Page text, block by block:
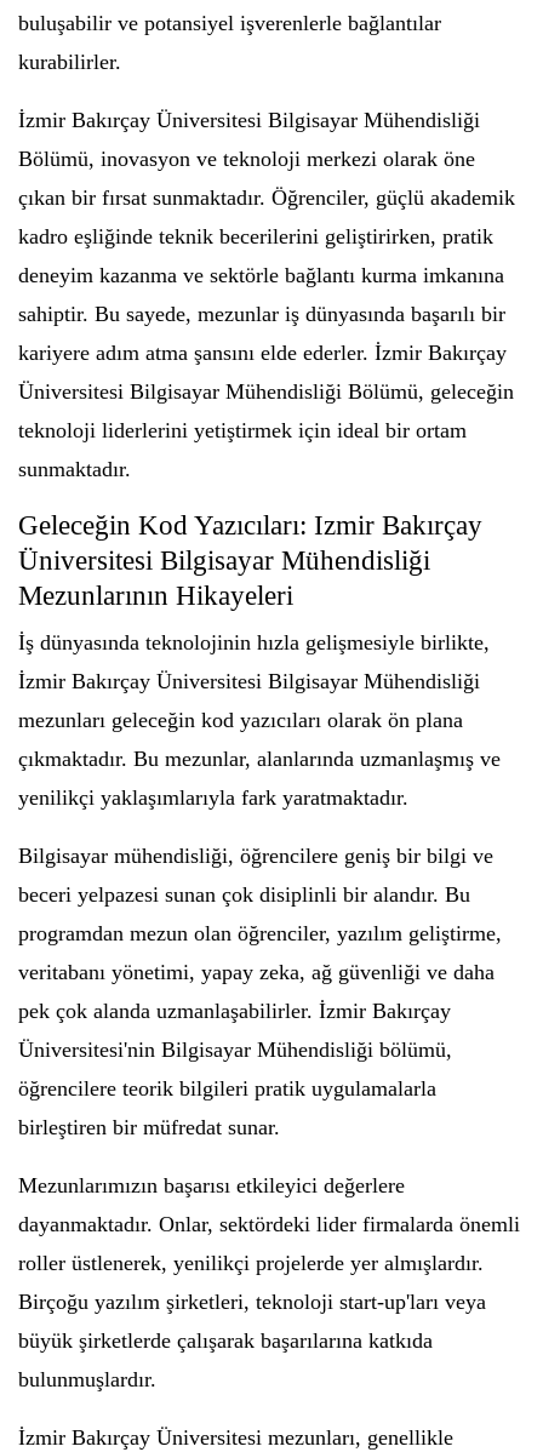
buluşabilir ve potansiyel işverenlerle bağlantılar
kurabilirler.
İzmir Bakırçay Üniversitesi Bilgisayar Mühendisliği
Bölümü, inovasyon ve teknoloji merkezi olarak öne
çıkan bir fırsat sunmaktadır. Öğrenciler, güçlü akademik
kadro eşliğinde teknik becerilerini geliştirirken, pratik
deneyim kazanma ve sektörle bağlantı kurma imkanına
sahiptir. Bu sayede, mezunlar iş dünyasında başarılı bir
kariyere adım atma şansını elde ederler. İzmir Bakırçay
Üniversitesi Bilgisayar Mühendisliği Bölümü, geleceğin
teknoloji liderlerini yetiştirmek için ideal bir ortam
sunmaktadır.
Geleceğin Kod Yazıcıları: Izmir Bakırçay
Üniversitesi Bilgisayar Mühendisliği
Mezunlarının Hikayeleri
İş dünyasında teknolojinin hızla gelişmesiyle birlikte,
İzmir Bakırçay Üniversitesi Bilgisayar Mühendisliği
mezunları geleceğin kod yazıcıları olarak ön plana
çıkmaktadır. Bu mezunlar, alanlarında uzmanlaşmış ve
yenilikçi yaklaşımlarıyla fark yaratmaktadır.
Bilgisayar mühendisliği, öğrencilere geniş bir bilgi ve
beceri yelpazesi sunan çok disiplinli bir alandır. Bu
programdan mezun olan öğrenciler, yazılım geliştirme,
veritabanı yönetimi, yapay zeka, ağ güvenliği ve daha
pek çok alanda uzmanlaşabilirler. İzmir Bakırçay
Üniversitesi'nin Bilgisayar Mühendisliği bölümü,
öğrencilere teorik bilgileri pratik uygulamalarla
birleştiren bir müfredat sunar.
Mezunlarımızın başarısı etkileyici değerlere
dayanmaktadır. Onlar, sektördeki lider firmalarda önemli
roller üstlenerek, yenilikçi projelerde yer almışlardır.
Birçoğu yazılım şirketleri, teknoloji start-up'ları veya
büyük şirketlerde çalışarak başarılarına katkıda
bulunmuşlardır.
İzmir Bakırçay Üniversitesi mezunları, genellikle